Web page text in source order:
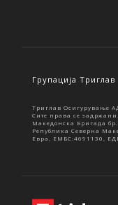
Групација Триглав
Триглав Осигурување
Сите права се
Македонска Бригада
Република Северна
Евра, ЕМБС:4691130,